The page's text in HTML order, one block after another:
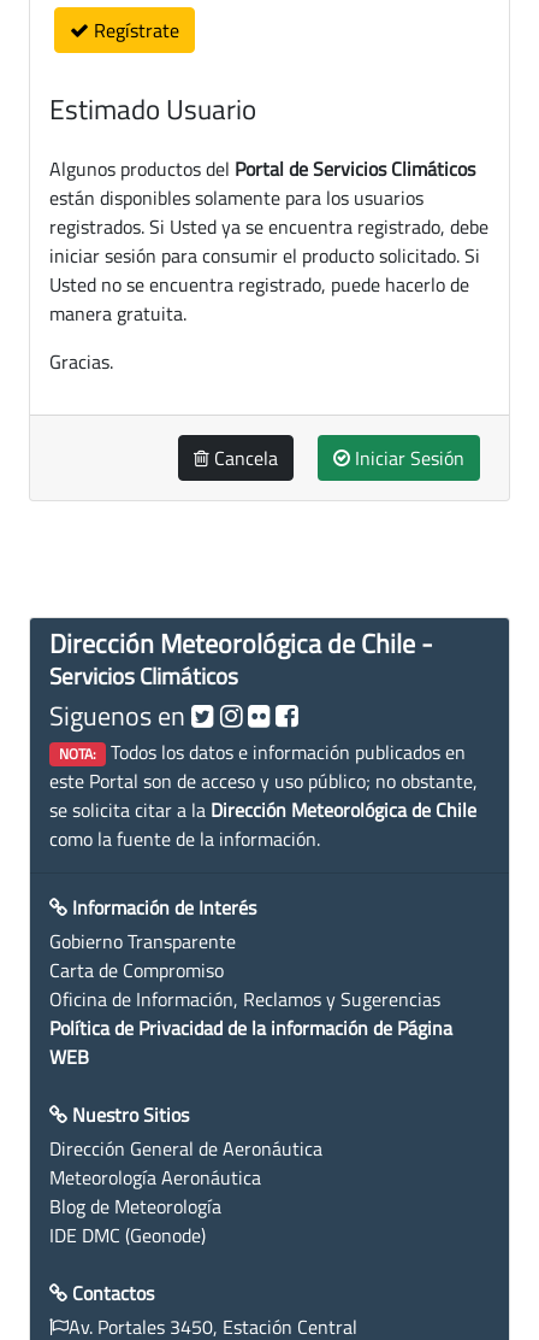
Regístrate
Estimado Usuario
Algunos productos del Portal de Servicios Climáticos
están disponibles solamente para los usuarios
registrados. Si Usted ya se encuentra registrado, debe
iniciar sesión para consumir el producto solicitado. Si
Usted no se encuentra registrado, puede hacerlo de
manera gratuita.
Gracias.
Cancela Iniciar Sesión
Dirección Meteorológica de Chile -
Servicios Climáticos
Siguenos en
NOTA: Todos los datos e información publicados en
este Portal son de acceso y uso público; no obstante,
se solicita citar a la Dirección Meteorológica de Chile
como la fuente de la información.
Información de Interés
Gobierno Transparente
Carta de Compromiso
Oficina de Información, Reclamos y Sugerencias
Política de Privacidad de la información de Página
WEB
Nuestro Sitios
Dirección General de Aeronáutica
Meteorología Aeronáutica
Blog de Meteorología
IDE DMC (Geonode)
Contactos
Av. Portales 3450, Estación Central